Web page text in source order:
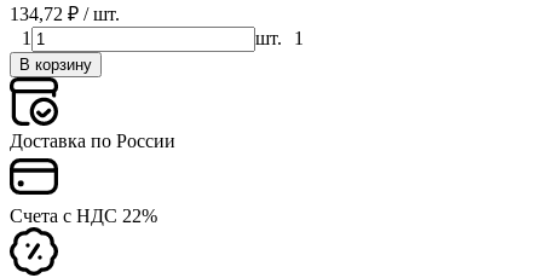
134,72 ₽ / шт.
1
шт. 1
В корзину
Доставка по России
Счета с НДС 22%